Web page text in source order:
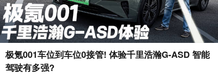
极氪001车位到车位0接管! 体验千里浩瀚G-ASD 智能